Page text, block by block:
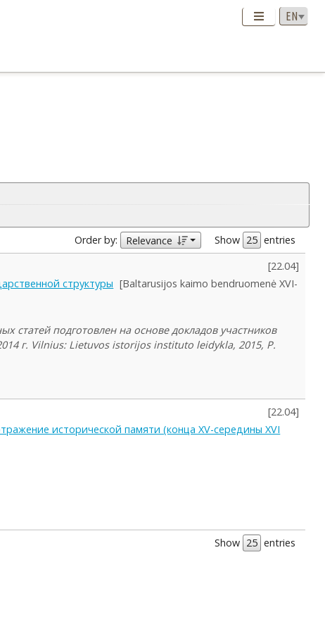
Order by: Relevance Show
entries
[22.04]
структуры [Baltarusijos kaimo bendruomenė XVI-
статей подготовлен на основе докладов участников
г. Vilnius: Lietuvos istorijos instituto leidykla, 2015, P.
[22.04]
исторической памяти (конца XV-середины XVI
Show entries